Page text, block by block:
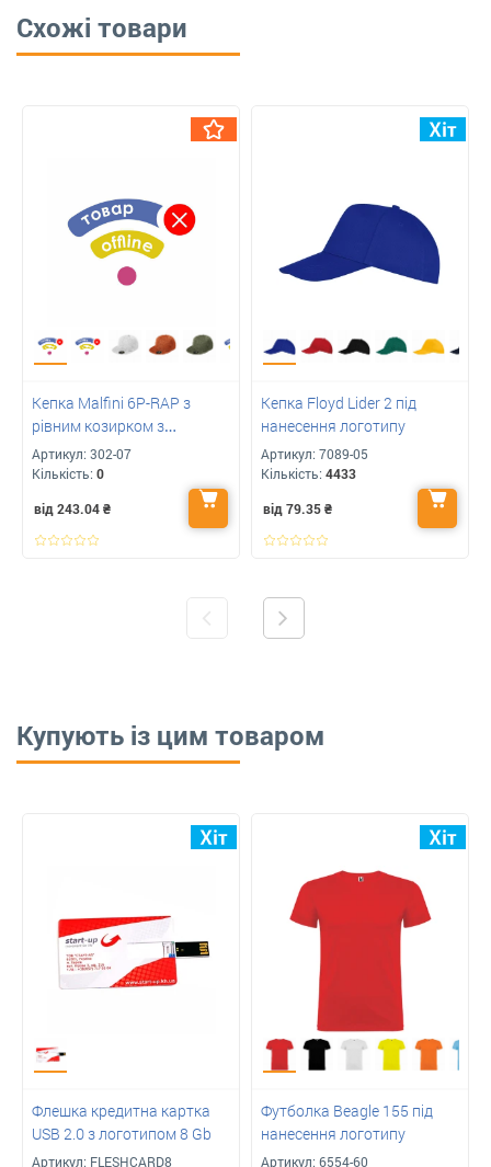
Схожі товари
Кепка Malfini 6P-RAP з
рівним козирком з
логотипом
Артикул: 302-07
Кількість: 0
від 243.04₴
Кепка Floyd Lider 2 під
нанесення логотипу
Артикул: 7089-05
Кількість: 4433
від 79.35₴
Купують із цим товаром
Флешка кредитна картка
USB 2.0 з логотипом 8 Gb
Артикул: FLESHCARD8
Футболка Beagle 155 під
нанесення логотипу
Артикул: 6554-60